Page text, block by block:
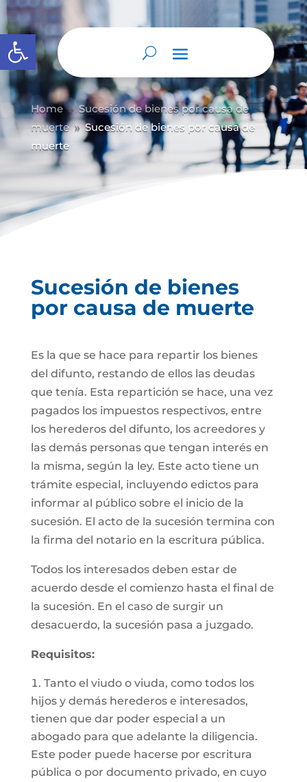
Abrir barra de herramientas
Home 9 Sucesión de bienes por causa de
muerte 9 Sucesión de bienes por causa de
muerte
Sucesión de bienes
por causa de muerte
Es la que se hace para repartir los bienes
del difunto, restando de ellos las deudas
que tenía. Esta repartición se hace, una vez
pagados los impuestos respectivos, entre
los herederos del difunto, los acreedores y
las demás personas que tengan interés en
la misma, según la ley. Este acto tiene un
trámite especial, incluyendo edictos para
informar al público sobre el inicio de la
sucesión. El acto de la sucesión termina con
la firma del notario en la escritura pública.
Todos los interesados deben estar de
acuerdo desde el comienzo hasta el final de
la sucesión. En el caso de surgir un
desacuerdo, la sucesión pasa a juzgado.
Requisitos:
Tanto el viudo o viuda, como todos los
hijos y demás herederos e interesados,
tienen que dar poder especial a un
abogado para que adelante la diligencia.
Este poder puede hacerse por escritura
pública o por documento privado, en cuyo